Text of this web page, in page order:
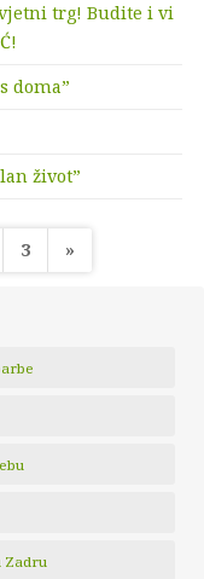
trg! Budite i vi
doma”
život”
3 »
Zadru